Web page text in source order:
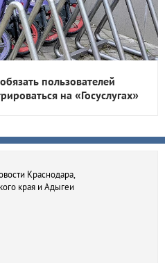
пользователей
на «Госуслугах»
Краснодара,
края и Адыгеи